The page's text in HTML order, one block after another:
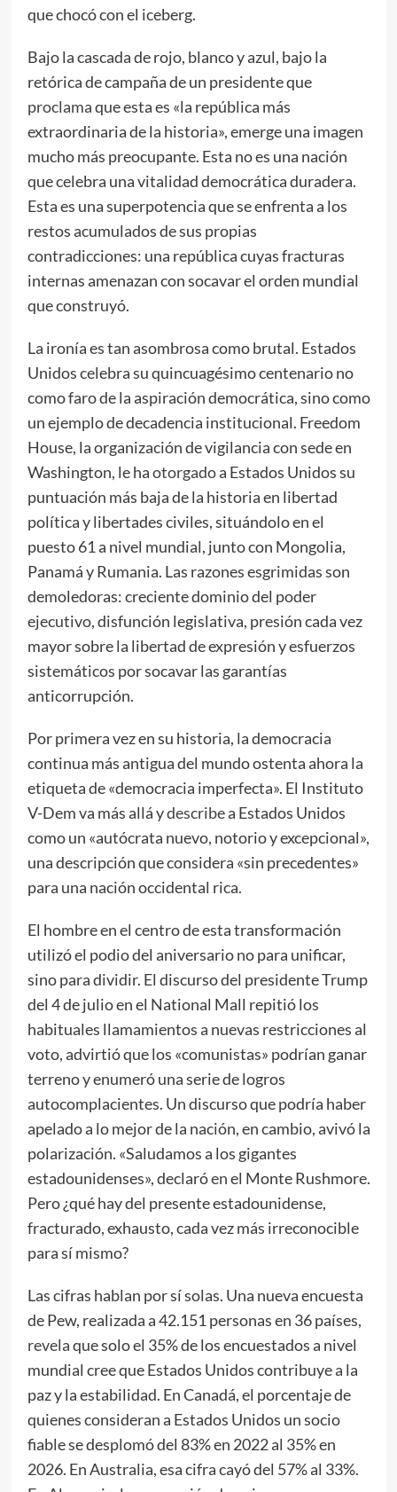
que chocó con el iceberg.
Bajo la cascada de rojo, blanco y azul, bajo la
retórica de campaña de un presidente que
proclamaque esta es «la república más
extraordinaria de la historia», emerge una imagen
mucho más preocupante. Esta no es una nación
que celebra una vitalidad democrática duradera.
Esta es una superpotencia que se enfrenta a los
restos acumulados de sus propias
contradicciones: una república cuyas fracturas
internas amenazan con socavar el orden mundial
que construyó.
La ironía es tan asombrosa como brutal. Estados
Unidos celebra su quincuagésimo centenario no
como faro de la aspiración democrática, sino como
un ejemplo de decadencia institucional. Freedom
House, la organización de vigilancia con sede en
Washington, le haotorgadoa Estados Unidos su
puntuación más baja de la historia en libertad
política y libertades civiles, situándolo en el
puesto 61 a nivel mundial, junto con Mongolia,
Panamá y Rumania. Las razones esgrimidas son
demoledoras: creciente dominio del poder
ejecutivo, disfunción legislativa, presión cada vez
mayor sobre la libertad de expresión y esfuerzos
sistemáticos por socavar las garantías
anticorrupción.
Por primera vez en su historia, la democracia
continua más antigua del mundo ostenta ahora la
etiqueta de «democracia imperfecta». El Instituto
V-Dem va más allá ydescribea Estados Unidos
como un «autócrata nuevo, notorio y excepcional»,
una descripción que considera «sin precedentes»
para una nación occidental rica.
El hombre en el centro de esta transformación
utilizó el podio del aniversario no para unificar,
sino para dividir. El discurso del presidente Trump
del 4 de julio en el National Mall repitió los
habituales llamamientos a nuevas restricciones al
voto, advirtió que los «comunistas» podrían ganar
terreno y enumeró una serie de logros
autocomplacientes. Un discurso que podría haber
apelado a lo mejor de la nación, en cambio, avivó la
polarización. «Saludamos a los gigantes
estadounidenses», declaróenel Monte Rushmore.
Pero ¿qué hay del presente estadounidense,
fracturado, exhausto, cada vez más irreconocible
para sí mismo?
Las cifras hablan por sí solas. Una nueva encuesta
de Pew, realizada a 42.151 personas en 36 países,
revelaque solo el 35% de los encuestados a nivel
mundial cree que Estados Unidos contribuye a la
paz y la estabilidad. En Canadá, el porcentaje de
quienes consideran a Estados Unidos un socio
fiable se desplomó del 83% en 2022 al 35% en
2026. En Australia, esa cifra cayó del 57% al 33%.